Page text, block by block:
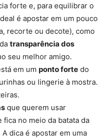
forte e, para equilibrar o
é apostar em um pouco
recorte ou decote), como
transparência dos
seu melhor amigo.
em um ponto forte do
ou lingerie à mostra.
que querem usar
fica no meio da batata da
dica é apostar em uma